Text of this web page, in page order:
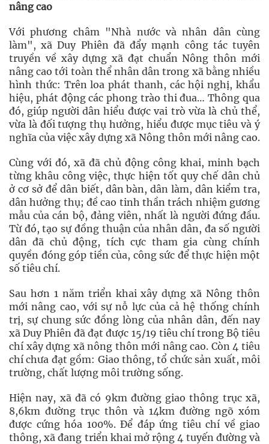
nâng cao
Với phương châm "Nhà nước và nhân dân cùng
làm", xã Duy Phiên đã đẩy mạnh công tác tuyên
truyền về xây dựng xã đạt chuẩn Nông thôn mới
nâng cao tới toàn thể nhân dân trong xã bằng nhiều
hình thức: Trên loa phát thanh, các hội nghị, khẩu
hiệu, phát động các phong trào thi đua… Thông qua
đó, giúp người dân hiểu được vai trò vừa là chủ thể,
vừa là đối tượng thụ hưởng, hiểu được mục tiêu và ý
nghĩa của việc xây dựng xã Nông thôn mới nâng cao.
Cùng với đó, xã đã chủ động công khai, minh bạch
từng khâu công việc, thực hiện tốt quy chế dân chủ
ở cơ sở để dân biết, dân bàn, dân làm, dân kiểm tra,
dân hưởng thụ; đề cao tinh thần trách nhiệm gương
mẫu của cán bộ, đảng viên, nhất là người đứng đầu.
Từ đó, tạo sự đồng thuận của nhân dân, đa số người
dân đã chủ động, tích cực tham gia cùng chính
quyền đóng góp tiền của, công sức để thực hiện một
số tiêu chí.
Sau hơn 1 năm triển khai xây dựng xã Nông thôn
mới nâng cao, với sự nỗ lực của cả hệ thống chính
trị, sự chung sức đồng lòng của nhân dân, đến nay
xã Duy Phiên đã đạt được 15/19 tiêu chí trong Bộ tiêu
chí xây dựng xã nông thôn mới nâng cao. Còn 4 tiêu
chí chưa đạt gồm: Giao thông, tổ chức sản xuất, môi
trường, chất lượng môi trường sống.
Hiện nay, xã đã có 9km đường giao thông trục xã,
8,6km đường trục thôn và 14km đường ngõ xóm
được cứng hóa 100%. Để đáp ứng tiêu chí về giao
thông, xã đang triển khai mở rộng 4 tuyến đường và